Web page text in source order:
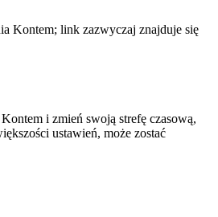
Kontem; link zazwyczaj znajduje się
i zmień swoją strefę czasową,
ustawień, może zostać